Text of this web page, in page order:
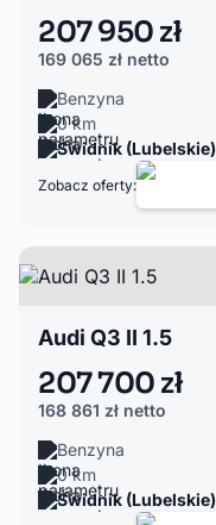
207 950 zł
169 065 zł netto
Benzyna
0 km
Świdnik (Lubelskie)
Zobacz oferty:
Audi Q3 II 1.5
207 700 zł
168 861 zł netto
Benzyna
0 km
Świdnik (Lubelskie)